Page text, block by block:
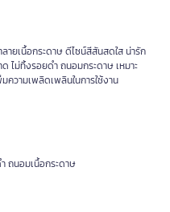
ายเนื้อกระดาษ ดีไซน์สีสันสดใส น่ารัก
ม่ทิ้งรอยดำ ถนอมกระดาษ เหมาะ
ความเพลิดเพลินในการใช้งาน
ถนอมเนื้อกระดาษ